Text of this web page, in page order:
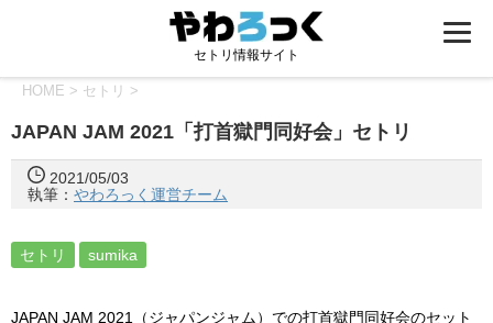
セトリ情報サイト
HOME > セトリ >
JAPAN JAM 2021「打首獄門同好会」セトリ
2021/05/03
執筆： やわろっく運営チーム
セトリ sumika
JAPAN JAM 2021（ジャパンジャム）での打首獄門同好会のセット